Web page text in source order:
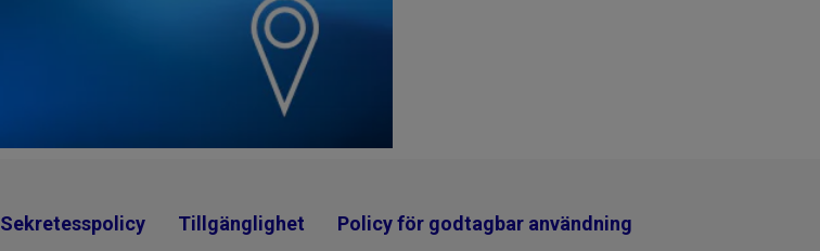
Sekretesspolicy Tillgänglighet Policy för godtagbar användning